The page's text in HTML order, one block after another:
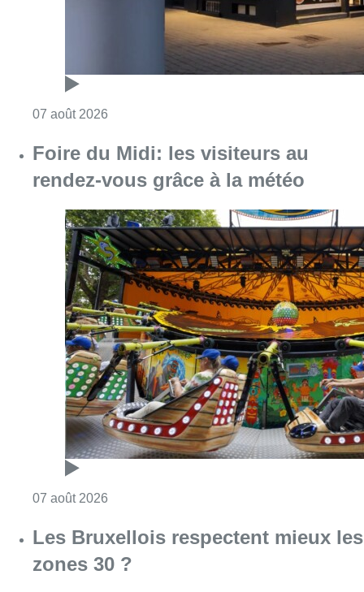
07 août 2026 Consulter l'article "Foire du Midi: les
Les Bruxellois respectent mieux les
zones 30 ?